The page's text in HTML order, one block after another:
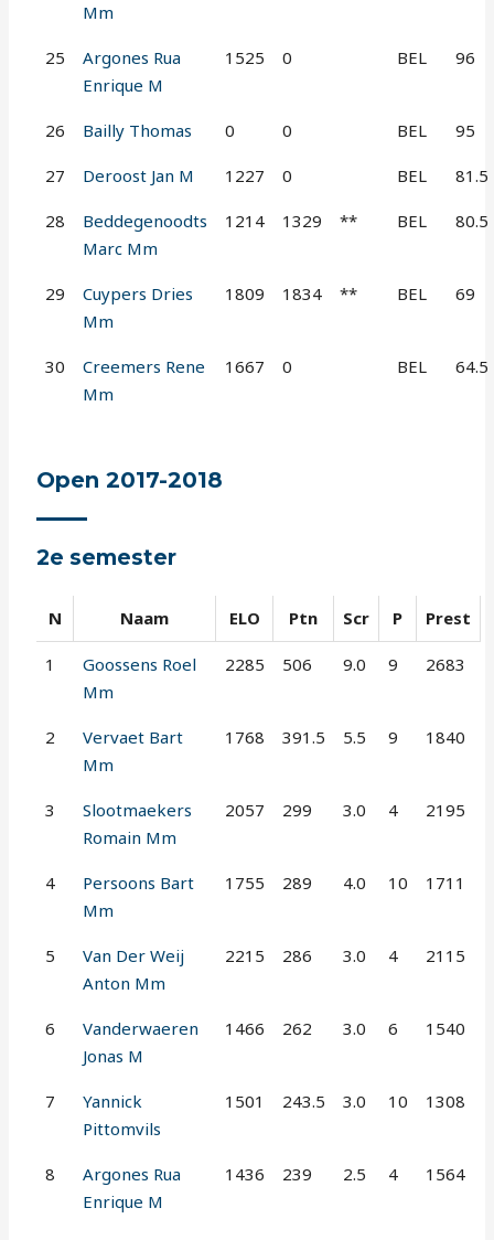
Mm
25
Argones Rua
Enrique M
1525 0 BEL 96
26 Bailly Thomas 0 0 BEL 95
27 Deroost Jan M 1227 0 BEL 81.5
28
Beddegenoodts
Marc Mm
1214 1329 ** BEL 80.5
29
Cuypers Dries
Mm
1809 1834 ** BEL 69
30
Creemers Rene
Mm
1667 0 BEL 64.5
Open 2017-2018
2e semester
N Naam ELO Ptn Scr P Prest
1
Goossens Roel
Mm
2285 506 9.0 9 2683
2
Vervaet Bart
Mm
1768 391.5 5.5 9 1840
3
Slootmaekers
Romain Mm
2057 299 3.0 4 2195
4
Persoons Bart
Mm
1755 289 4.0 10 1711
5
Van Der Weij
Anton Mm
2215 286 3.0 4 2115
6
Vanderwaeren
Jonas M
1466 262 3.0 6 1540
7
Yannick
Pittomvils
1501 243.5 3.0 10 1308
8
Argones Rua
Enrique M
1436 239 2.5 4 1564